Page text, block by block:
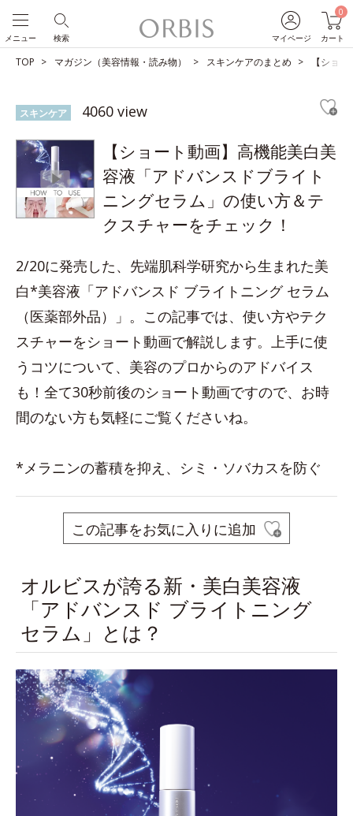
マイページ
0
カート
検索
メニュー
TOP マガジン（美容情報・読み物） スキンケアのまとめ 【ショ
スキンケア 4060 view
【ショート動画】高機能美白美
容液「アドバンスドブライト
ニングセラム」の使い方＆テ
クスチャーをチェック！
2/20に発売した、先端肌科学研究から生まれた美
白*美容液「アドバンスド ブライトニング セラム
（医薬部外品）」。この記事では、使い方やテク
スチャーをショート動画で解説します。上手に使
うコツについて、美容のプロからのアドバイス
も！全て30秒前後のショート動画ですので、お時
間のない方も気軽にご覧くださいね。
*メラニンの蓄積を抑え、シミ・ソバカスを防ぐ
この記事をお気に入りに追加
オルビスが誇る新・美白美容液
「アドバンスド ブライトニング
セラム」とは？